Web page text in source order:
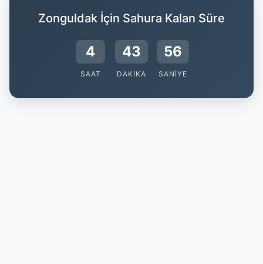
Zonguldak İçin Sahura Kalan Süre
4
SAAT
43
DAKIKA
55
SANIYE